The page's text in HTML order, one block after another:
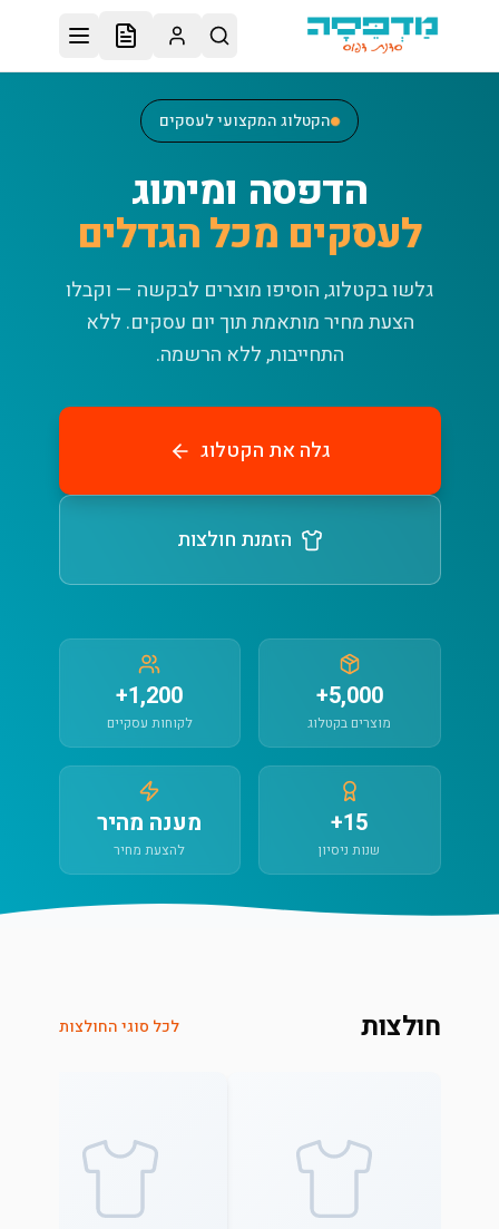
דלג לתוכן הראשי
הקטלוג המקצועי לעסקים
הדפסה ומיתוג
לעסקים מכל הגדלים
גלשו בקטלוג, הוסיפו מוצרים לבקשה — וקבלו
הצעת מחיר מותאמת תוך יום עסקים. ללא
התחייבות, ללא הרשמה.
גלה את הקטלוג
הזמנת חולצות
5,000+
מוצרים בקטלוג
1,200+
לקוחות עסקיים
15+
שנות ניסיון
מענה מהיר
להצעת מחיר
חולצות לכל סוגי החולצות